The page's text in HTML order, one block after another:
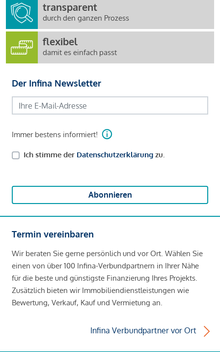
transparent
durch den ganzen Prozess
flexibel
damit es einfach passt
Der Infina Newsletter
Immer bestens informiert!
Ich stimme der Datenschutzerklärung zu.
Abonnieren
Termin vereinbaren
Wir beraten Sie gerne persönlich und vor Ort. Wählen Sie
einen von über 100 Infina-Verbundpartnern in Ihrer Nähe
für die beste und günstigste Finanzierung Ihres Projekts.
Zusätzlich bieten wir Immobiliendienstleistungen wie
Bewertung, Verkauf, Kauf und Vermietung an.
Infina Verbundpartner vor Ort